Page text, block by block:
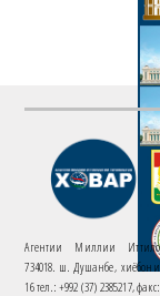
Агентии Миллии
734018. ш. Душанбе,
16 тел.: +992 (37) 2385217,